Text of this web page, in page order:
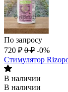
По запросу
720 ₽ 0 ₽ -0%
Стимулятор
В наличии
В наличии